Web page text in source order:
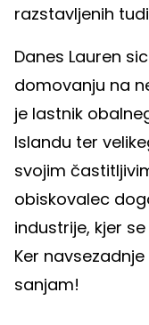
razstavljenih
Danes Lauren
domovanju na
je lastnik
Islandu ter
svojim
obiskovalec
industrije, kjer
Ker
sanjam!